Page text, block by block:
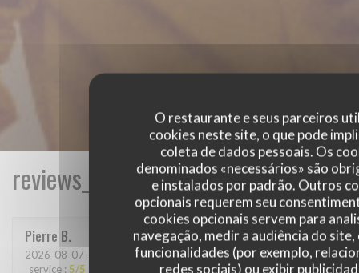
O restaurante e seus parceiros
cookies neste site, o que pode
coleta de dados pessoais. Os
denominados «necessários» são
e instalados por padrão. Outros
opcionais requerem seu
cookies opcionais servem para
navegação, medir a audiência do
funcionalidades (por exemplo,
redes sociais) ou exibir
Pierre B
2026-08-07 - 19:00 - guests 4
service : 5/5 menu: 5/5 quality_price: 4/5